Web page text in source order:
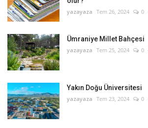
yazayaza Tem 26, 2024 0
Ümraniye Millet Bahçesi
yazayaza Tem 25, 2024 0
Yakın Doğu Üniversitesi
yazayaza Tem 23, 2024 0